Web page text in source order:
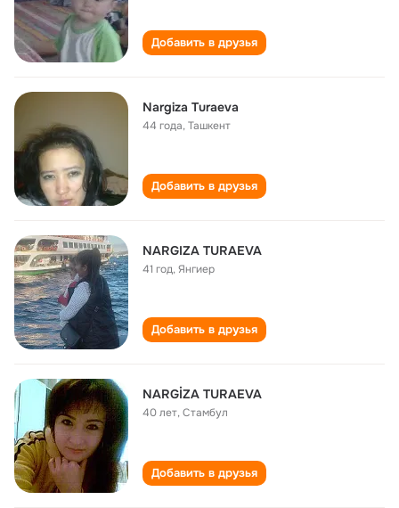
Добавить в друзья
Nargiza Turaeva
44 года,Ташкент
Добавить в друзья
NARGIZA TURAEVA
41 год,Янгиер
Добавить в друзья
NARGİZA TURAEVA
40 лет,Стамбул
Добавить в друзья